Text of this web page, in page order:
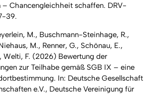
– Chancengleichheit schaffen. DRV-
39.
M., Buschmann-Steinhage, R.,
M., Renner, G., Schönau, E.,
Welti, F. (2026) Bewertung der
zur Teilhabe gemäß SGB IX – eine
In: Deutsche Gesellschaft
e.V., Deutsche Vereinigung für